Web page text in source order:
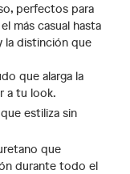
perfectos para
más casual hasta
la distinción que
que alarga la
a tu look.
estiliza sin
que
durante todo el